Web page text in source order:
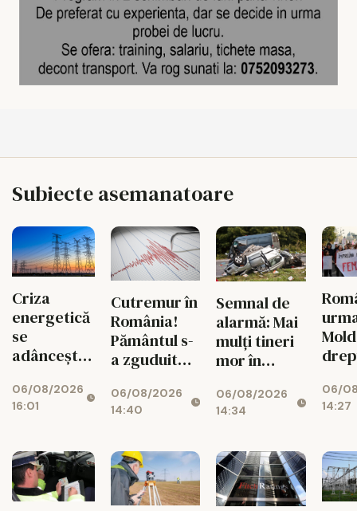
Subiecte asemanatoare
Criza
energetică
se
adâncește.
mari pot
rămâne
energie în
orele de
vârf
06/08/2026
16:01
Cutremur în
România!
Pământul s-
a zguduit
zona
seismică
06/08/2026
14:40
Semnal de
alarmă: Mai
mulți tineri
mor în
rutiere
decât din
tuberculozei
și a
drogurilor
06/08/2026
14:34
06/
14:27